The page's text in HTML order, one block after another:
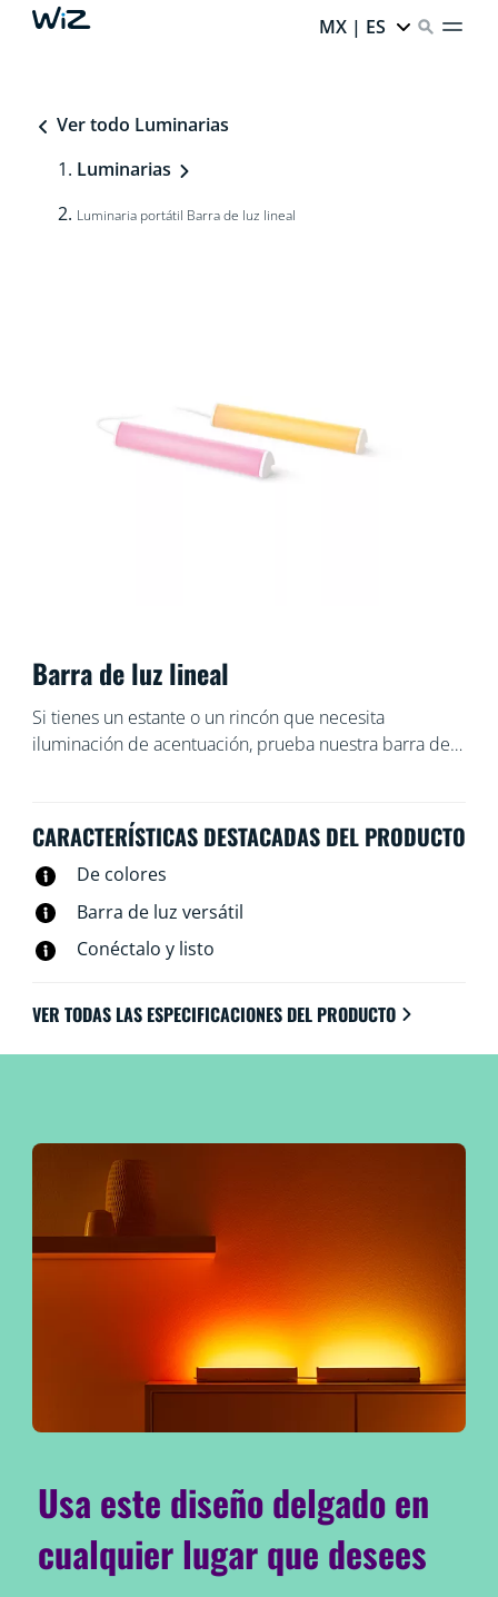
MX | ES
Ver todo Luminarias
Luminarias
Luminaria portátil Barra de luz lineal
Barra de luz lineal
Si tienes un estante o un rincón que necesita
iluminación de acentuación, prueba nuestra barra de
inclinarlo sobre uno de sus lados para ajustar el ángulo
de la luz. ¿Prefieres una luz más larga? Conecta una
segunda barra para duplicar el efecto.
CARACTERÍSTICAS DESTACADAS DEL PRODUCTO
De colores
Barra de luz versátil
Conéctalo y listo
VER TODAS LAS ESPECIFICACIONES DEL PRODUCTO
Usa este diseño delgado en
cualquier lugar que desees